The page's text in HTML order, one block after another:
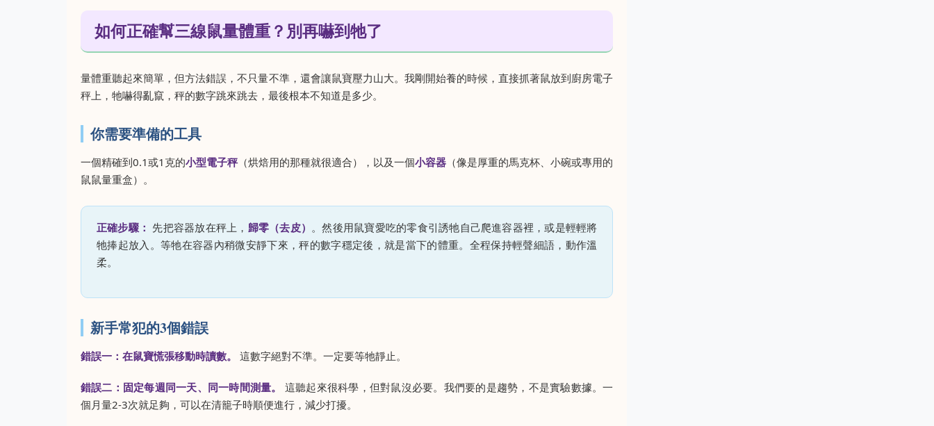
如何正確幫三線鼠量體重？別再嚇到牠了
量體重聽起來簡單，但方法錯誤，不只量不準，還會讓鼠寶壓力山大。我剛開始養的時候，直接抓著鼠放到廚房電子
秤上，牠嚇得亂竄，秤的數字跳來跳去，最後根本不知道是多少。
你需要準備的工具
一個精確到0.1或1克的小型電子秤（烘焙用的那種就很適合），以及一個小容器 （像是厚重的馬克杯、小碗或專用的
鼠鼠量重盒）。
正確步驟： 先把容器放在秤上， 歸零（去皮） 。然後用鼠寶愛吃的零食引誘牠自己爬進容器裡，或是輕輕將
牠捧起放入。等牠在容器內稍微安靜下來，秤的數字穩定後，就是當下的體重。全程保持輕聲細語，動作溫
柔。
新手常犯的3個錯誤
錯誤一：在鼠寶慌張移動時讀數。 這數字絕對不準。一定要等牠靜止。
錯誤二：固定每週同一天、同一時間測量。
這聽起來很科學，但對鼠沒必要。我們要的是趨勢，不是實驗數據。一
個月量2-3次就足夠，可以在清籠子時順便進行，減少打擾。